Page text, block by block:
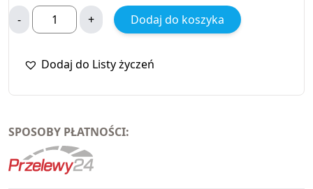
- + Dodaj do koszyka
Dodaj do Listy życzeń
SPOSOBY PŁATNOŚCI: